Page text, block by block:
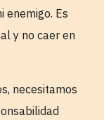
enemigo. Es
y no caer en
necesitamos